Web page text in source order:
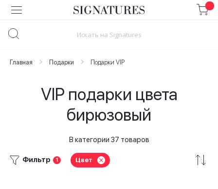
Skip
to
Главная Подарки Подарки VIP
VIP подарки цвета
бирюзовый
В категории 37 товаров
Фильтр 1 Цвет